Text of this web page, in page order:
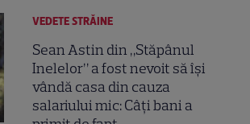
VEDETE STRĂINE
Sean Astin din „Stăpânul
Inelelor” a fost nevoit să își
vândă casa din cauza
salariului mic: Câți bani a